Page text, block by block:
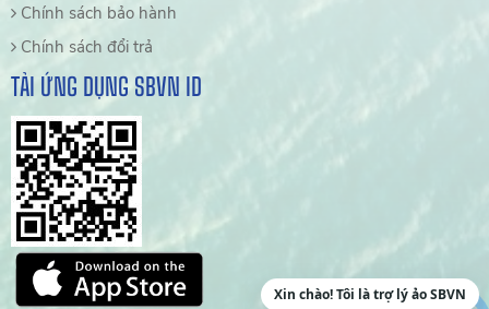
Chính sách bảo hành
Chính sách đổi trả
TẢI ỨNG DỤNG SBVN ID
Xin chào! Tôi là trợ lý ảo SBVN